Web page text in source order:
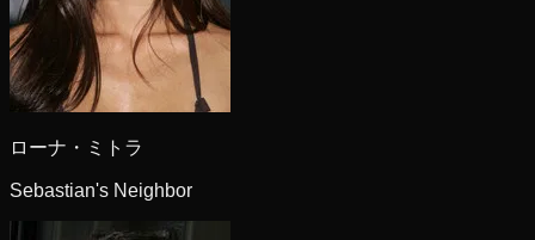
ローナ・ミトラ
Sebastian's Neighbor